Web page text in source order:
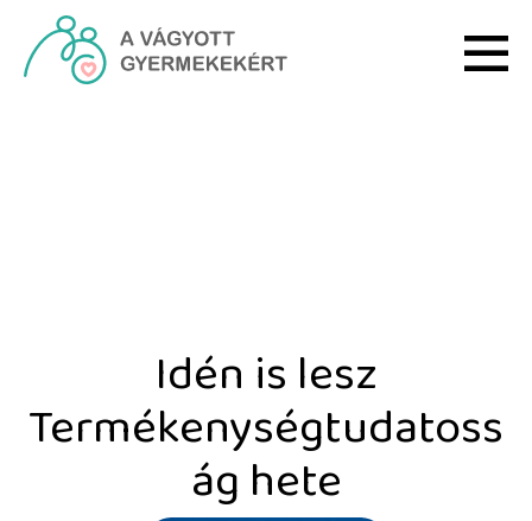
Ugrás a fő tartalomhoz
Idén is lesz
Termékenységtudatoss
ág hete